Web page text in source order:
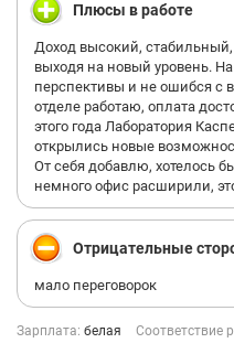
Плюсы в работе
Доход высокий,
выходя на новый уровень.
перспективы и не ошибся с
отделе работаю, оплата
этого года Лаборатория
открылись новые
От себя добавлю, хотелось
немного офис расширили,
Отрицательные
мало переговорок
Зарплата: белая Соответствие